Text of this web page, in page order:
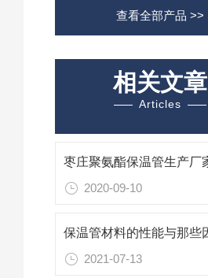
查看全部产品 >>
相关文章
Articles
2020-09-10
2021-07-13